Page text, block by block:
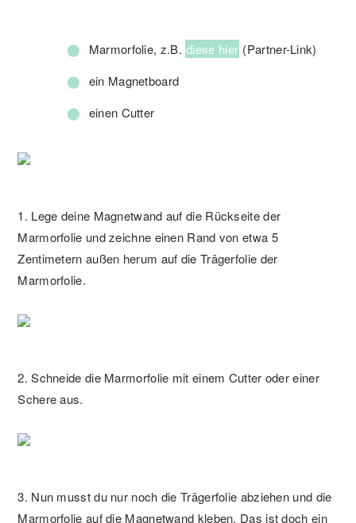
Marmorfolie, z.B. diese hier (Partner-Link)
ein Magnetboard
einen Cutter
1. Lege deine Magnetwand auf die Rückseite der
Marmorfolie und zeichne einen Rand von etwa 5
Zentimetern außen herum auf die Trägerfolie der
Marmorfolie.
2. Schneide die Marmorfolie mit einem Cutter oder einer
Schere aus.
3. Nun musst du nur noch die Trägerfolie abziehen und die
Marmorfolie auf die Magnetwand kleben. Das ist doch ein